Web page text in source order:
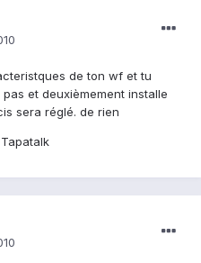
de ton wf et tu
et deuxièmement installe
sera réglé. de rien